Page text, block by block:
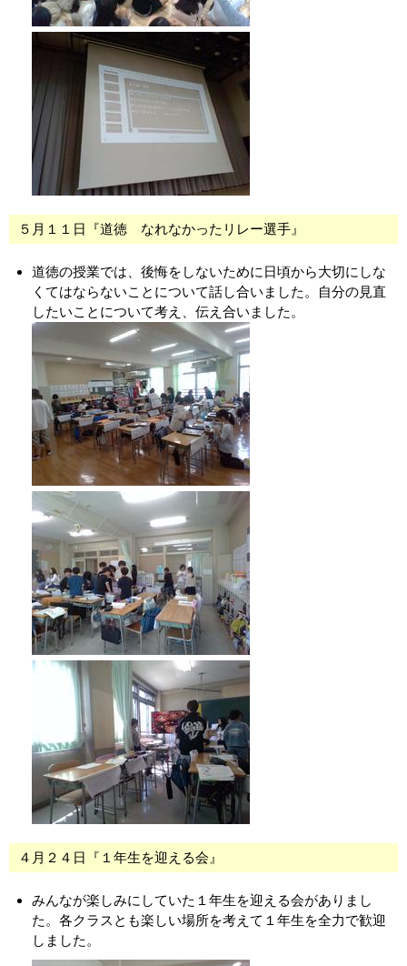
５月１１日『道徳 なれなかったリレー選手』
道徳の授業では、後悔をしないために日頃から大切にしな
くてはならないことについて話し合いました。自分の見直
したいことについて考え、伝え合いました。
４月２４日『１年生を迎える会』
みんなが楽しみにしていた１年生を迎える会がありまし
た。各クラスとも楽しい場所を考えて１年生を全力で歓迎
しました。